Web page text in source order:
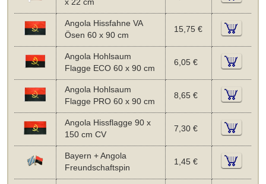
x 22 cm
Angola Hissfahne VA
Ösen 60 x 90 cm
15,75 €
Angola Hohlsaum
Flagge ECO 60 x 90 cm
6,05 €
Angola Hohlsaum
Flagge PRO 60 x 90 cm
8,65 €
Angola Hissflagge 90 x
150 cm CV
7,30 €
Bayern + Angola
Freundschaftspin
1,45 €